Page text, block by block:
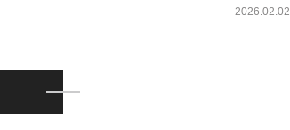
2026.02.02